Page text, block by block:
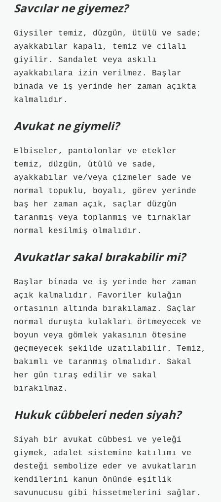
Savcılar ne giyemez?
Giysiler temiz, düzgün, ütülü ve sade;
ayakkabılar kapalı, temiz ve cilalı
giyilir. Sandalet veya askılı
ayakkabılara izin verilmez. Başlar
binada ve iş yerinde her zaman açıkta
kalmalıdır.
Avukat ne giymeli?
Elbiseler, pantolonlar ve etekler
temiz, düzgün, ütülü ve sade,
ayakkabılar ve/veya çizmeler sade ve
normal topuklu, boyalı, görev yerinde
baş her zaman açık, saçlar düzgün
taranmış veya toplanmış ve tırnaklar
normal kesilmiş olmalıdır.
Avukatlar sakal bırakabilir mi?
Başlar binada ve iş yerinde her zaman
açık kalmalıdır. Favoriler kulağın
ortasının altında bırakılamaz. Saçlar
normal duruşta kulakları örtmeyecek ve
boyun veya gömlek yakasının ötesine
geçmeyecek şekilde uzatılabilir. Temiz,
bakımlı ve taranmış olmalıdır. Sakal
her gün tıraş edilir ve sakal
bırakılmaz.
Hukuk cübbeleri neden siyah?
Siyah bir avukat cübbesi ve yeleği
giymek, adalet sistemine katılımı ve
desteği sembolize eder ve avukatların
kendilerini kanun önünde eşitlik
savunucusu gibi hissetmelerini sağlar.